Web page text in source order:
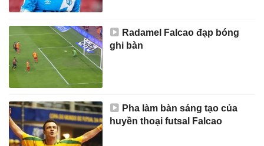
Radamel Falcao đạp bóng
ghi bàn
Pha làm bàn sáng tạo của
huyền thoại futsal Falcao